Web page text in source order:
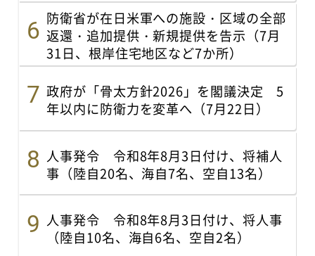
防衛省が在日米軍への施設・区域の全部
返還・追加提供・新規提供を告示（7月
31日、根岸住宅地区など7か所）
政府が「骨太方針2026」を閣議決定 5
年以内に防衛力を変革へ（7月22日）
人事発令 令和8年8月3日付け、将補人
事（陸自20名、海自7名、空自13名）
人事発令 令和8年8月3日付け、将人事
（陸自10名、海自6名、空自2名）